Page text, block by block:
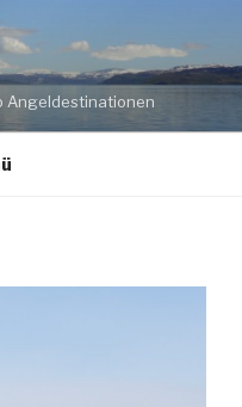
Angeldestinationen